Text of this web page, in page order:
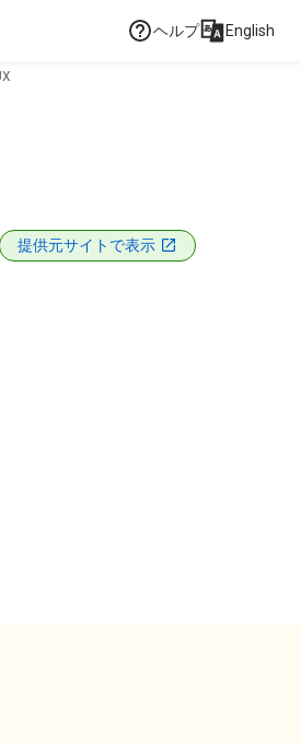
ヘルプ English
提供元サイトで表示